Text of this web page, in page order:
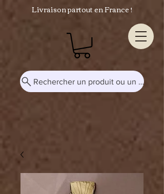
Livraison partout en France !
Rechercher un produit ou un mot-